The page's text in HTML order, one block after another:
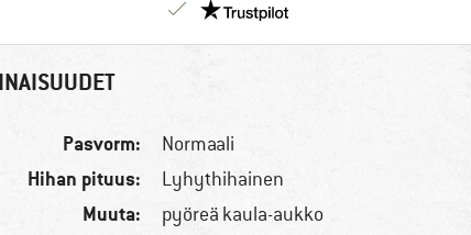
Meillä on Trustpilot -
Pasvorm: Normaali
Hihan pituus: Lyhythihainen
Muuta: pyöreä kaula-aukko